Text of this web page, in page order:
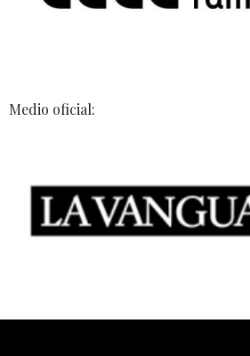
Medio oficial: